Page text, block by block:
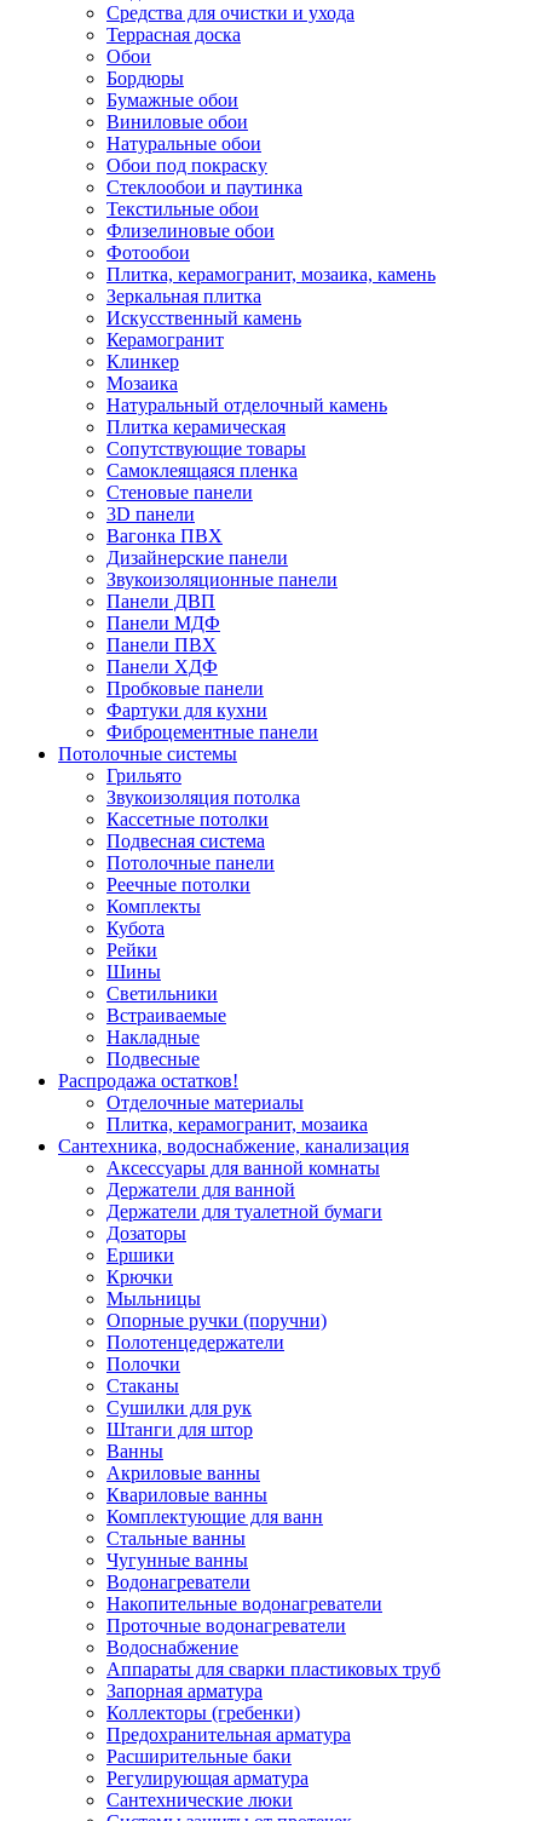
Средства для очистки и ухода
Террасная доска
Обои
Бордюры
Бумажные обои
Виниловые обои
Натуральные обои
Обои под покраску
Стеклообои и паутинка
Текстильные обои
Флизелиновые обои
Фотообои
Плитка, керамогранит, мозаика, камень
Зеркальная плитка
Искусственный камень
Керамогранит
Клинкер
Мозаика
Натуральный отделочный камень
Плитка керамическая
Сопутствующие товары
Самоклеящаяся пленка
Стеновые панели
3D панели
Вагонка ПВХ
Дизайнерские панели
Звукоизоляционные панели
Панели ДВП
Панели МДФ
Панели ПВХ
Панели ХДФ
Пробковые панели
Фартуки для кухни
Фиброцементные панели
Потолочные системы
Грильято
Звукоизоляция потолка
Кассетные потолки
Подвесная система
Потолочные панели
Реечные потолки
Комплекты
Кубота
Рейки
Шины
Светильники
Встраиваемые
Накладные
Подвесные
Распродажа остатков!
Отделочные материалы
Плитка, керамогранит, мозаика
Сантехника, водоснабжение, канализация
Аксессуары для ванной комнаты
Держатели для ванной
Держатели для туалетной бумаги
Дозаторы
Ершики
Крючки
Мыльницы
Опорные ручки (поручни)
Полотенцедержатели
Полочки
Стаканы
Сушилки для рук
Штанги для штор
Ванны
Акриловые ванны
Квариловые ванны
Комплектующие для ванн
Стальные ванны
Чугунные ванны
Водонагреватели
Накопительные водонагреватели
Проточные водонагреватели
Водоснабжение
Аппараты для сварки пластиковых труб
Запорная арматура
Коллекторы (гребенки)
Предохранительная арматура
Расширительные баки
Регулирующая арматура
Сантехнические люки